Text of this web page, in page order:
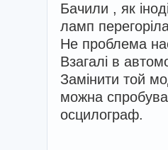
Бачили , як
ламп
Не проблема
Взагалі в
Замінити той
можна
осцилограф.